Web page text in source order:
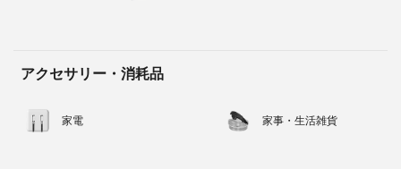
アクセサリー・消耗品
家電 家事・生活雑貨